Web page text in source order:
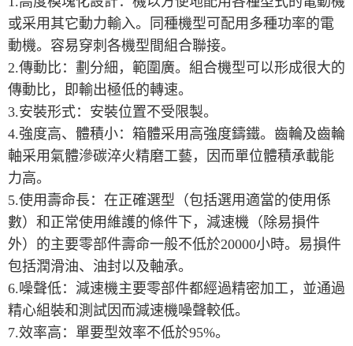
或采用其它動力輸入。同種機型可配用多種功率的電
動機。容易穿刺各機型間組合聯接。
2.傳動比：劃分細，範圍廣。組合機型可以形成很大的
傳動比，即輸出極低的轉速。
3.安裝形式：安裝位置不受限製。
4.強度高、體積小：箱體采用高強度鑄鐵。齒輪及齒輪
軸采用氣體滲碳淬火精磨工藝，因而單位體積承載能
力高。
5.使用壽命長：在正確選型（包括選用適當的使用係
數）和正常使用維護的條件下，減速機（除易損件
外）的主要零部件壽命一般不低於20000小時。易損件
包括潤滑油、油封以及軸承。
6.噪聲低：減速機主要零部件都經過精密加工，並通過
精心組裝和測試因而減速機噪聲較低。
7.效率高：單要型效率不低於95%。